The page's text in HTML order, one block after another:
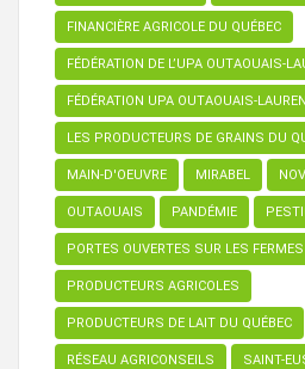
FINANCIÈRE AGRICOLE DU QUÉBEC
FÉDÉRATION DE L’UPA OUTAOUAIS-
FÉDÉRATION UPA OUTAOUAIS-
LES PRODUCTEURS DE GRAINS DU
MAIN-D'OEUVRE MIRABEL
OUTAOUAIS PANDÉMIE
PORTES OUVERTES SUR LES FERMES
PRODUCTEURS AGRICOLES
PRODUCTEURS DE LAIT DU QUÉBEC
RÉSEAU AGRICONSEILS SAINT-